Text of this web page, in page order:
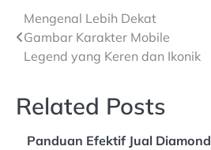
Post
navigation
Mengenal Lebih Dekat
Gambar Karakter Mobile
Legend yang Keren dan Ikonik
Related Posts
Panduan Efektif Jual